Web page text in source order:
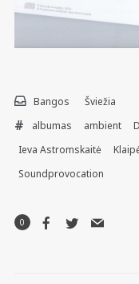
Bangos
Šviežia
albumas
ambient
Ieva Astromskaitė
Soundprovocation
0